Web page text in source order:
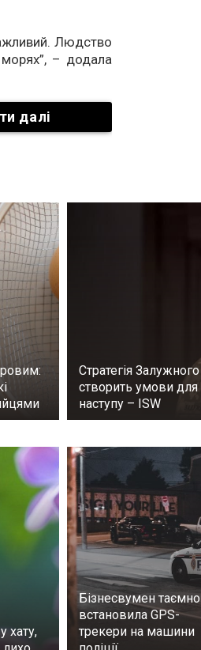
Людство
– додала
далі
Стратегія Залужного
створить умови для
наступу – ISW
хату,
Бізнесвумен таємно
встановила GPS-
трекери на машини